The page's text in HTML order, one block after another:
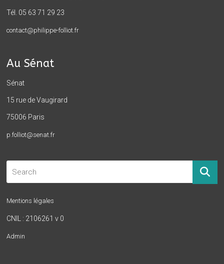
Tél. 05 63 71 29 23
contact@philippe-folliot.fr
Au Sénat
Sénat
15 rue de Vaugirard
75006 Paris
p.folliot@senat.fr
Mentions légales
CNIL : 2106261 v 0
Admin